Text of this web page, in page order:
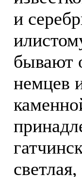
и
бывают
немцев